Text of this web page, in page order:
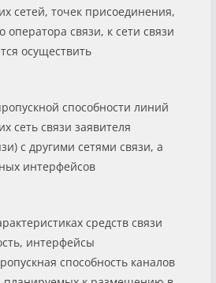
сетей, точек присоединения,
оператора связи, к сети связи
осуществить
способности линий
сеть связи заявителя
с другими сетями связи, а
интерфейсов
средств связи
интерфейсы
способность каналов